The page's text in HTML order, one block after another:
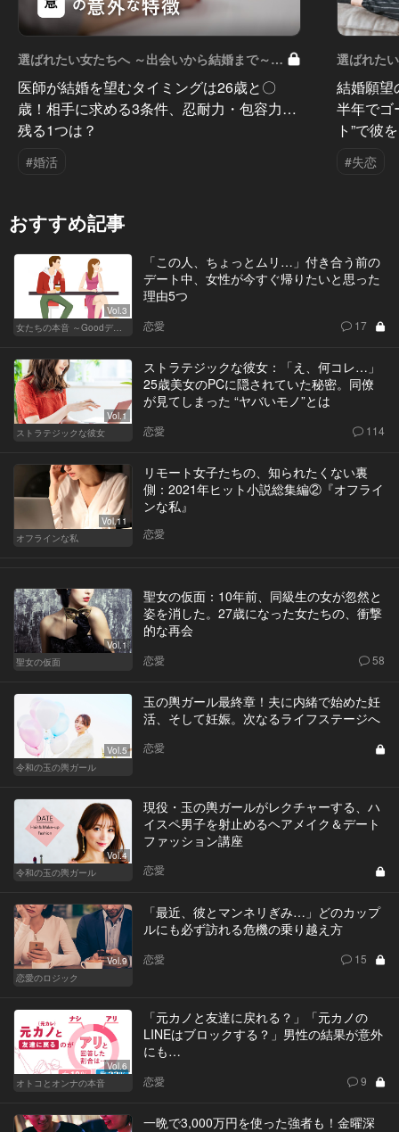
選ばれたい女たちへ ～出会いから結婚まで～
Vol.7
医師が結婚を望むタイミングは26歳と〇
歳！相手に求める3条件、忍耐力・包容力…
残る1つは？
#婚活
選ばれた
Vol.6
結婚願望
半年でゴ
ト”で彼
#失恋
おすすめ記事
Vol.3
女たちの本音 ～Goodデート／Badデート～
「この人、ちょっとムリ…」付き合う前の
デート中、女性が今すぐ帰りたいと思った
理由5つ
恋愛 17
Vol.1
ストラテジックな彼女
ストラテジックな彼女：「え、何コレ…」
25歳美女のPCに隠されていた秘密。同僚
が見てしまった “ヤバいモノ”とは
恋愛 114
Vol.11
オフラインな私
リモート女子たちの、知られたくない裏
側：2021年ヒット小説総集編②『オフライ
ンな私』
恋愛
Vol.1
聖女の仮面
聖女の仮面：10年前、同級生の女が忽然と
姿を消した。27歳になった女たちの、衝撃
的な再会
恋愛 58
Vol.5
令和の玉の輿ガール
玉の輿ガール最終章！夫に内緒で始めた妊
活、そして妊娠。次なるライフステージへ
恋愛
Vol.4
令和の玉の輿ガール
現役・玉の輿ガールがレクチャーする、ハ
イスペ男子を射止めるヘアメイク＆デート
ファッション講座
恋愛
Vol.9
恋愛のロジック
「最近、彼とマンネリぎみ…」どのカップ
ルにも必ず訪れる危機の乗り越え方
恋愛 15
Vol.6
オトコとオンナの本音
「元カノと友達に戻れる？」「元カノの
LINEはブロックする？」男性の結果が意外
にも…
恋愛 9
一晩で3,000万円を使った強者も！金曜深